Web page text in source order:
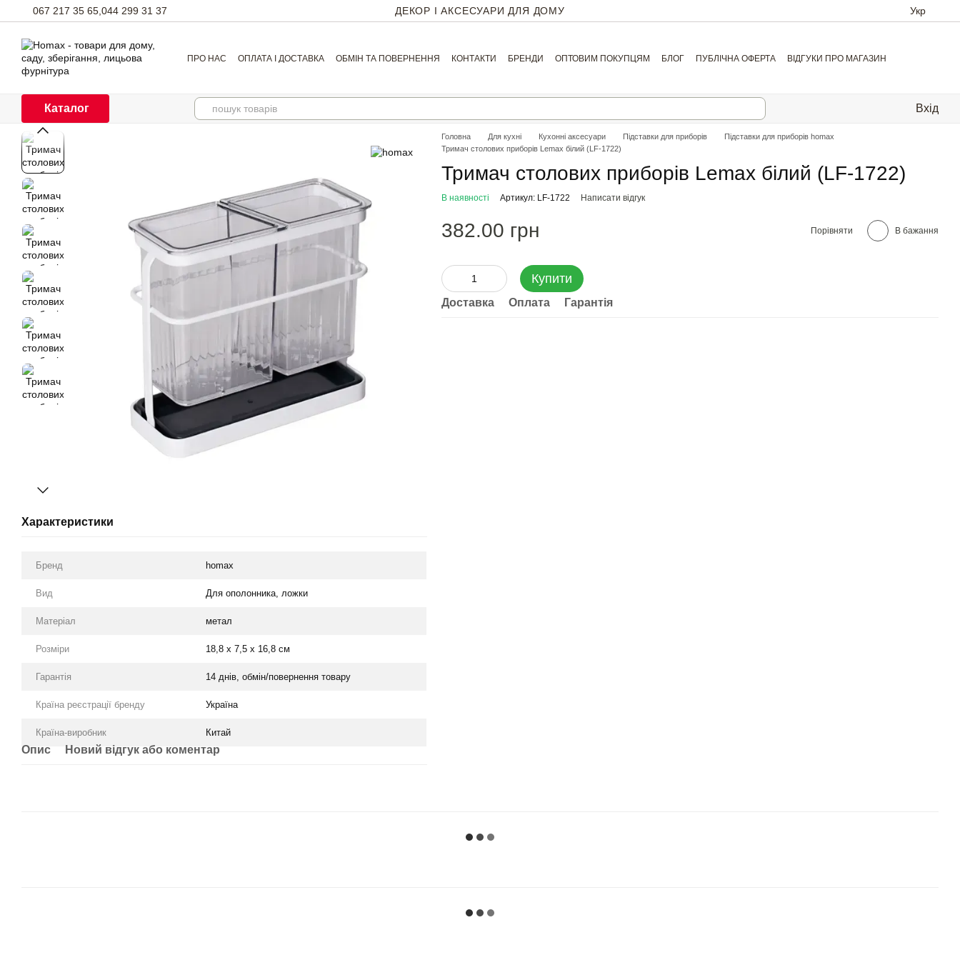
Перейти до основного контенту
067 217 35 65, 044 299 31 37 ДЕКОР І АКСЕСУАРИ ДЛЯ ДОМУ Укр
ПРО НАС ОПЛАТА І ДОСТАВКА ОБМІН ТА ПОВЕРНЕННЯ КОНТАКТИ БРЕНДИ ОПТОВИМ ПОКУПЦЯМ БЛОГ ПУБЛІЧНА ОФЕРТА ВІДГУКИ ПРО МАГАЗИН
Каталог Вхід
Характеристики
Бренд homax
Вид Для ополонника, ложки
Матеріал метал
Розміри 18,8 x 7,5 x 16,8 см
Гарантія 14 днів, обмін/повернення товару
Країна реєстрації бренду Україна
Країна-виробник Китай
Опис Новий відгук або коментар
Головна Для кухні Кухонні аксесуари Підставки для приборів
Підставки для приборів homax
Тримач столових приборів Lemax білий (LF-1722)
Тримач столових приборів Lemax білий (LF-1722)
В наявності Артикул: LF-1722 Написати відгук
382.00 грн Порівняти В бажання
Купити
Доставка Оплата Гарантія